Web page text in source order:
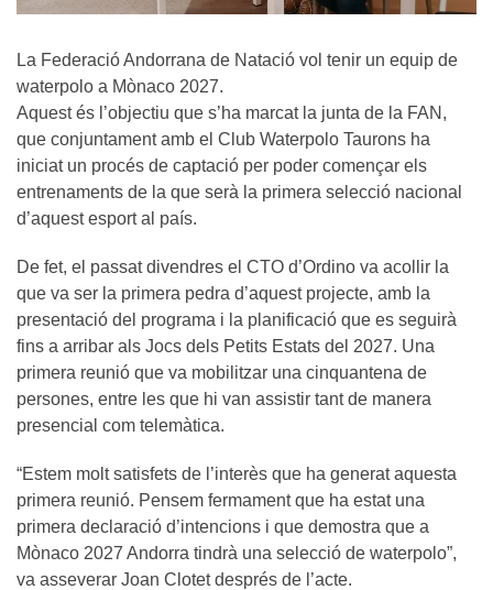
La Federació Andorrana de Natació vol tenir un equip de
waterpolo a Mònaco 2027.
Aquest és l’objectiu que s’ha marcat la junta de la FAN,
que conjuntament amb el Club Waterpolo Taurons ha
iniciat un procés de captació per poder començar els
entrenaments de la que serà la primera selecció nacional
d’aquest esport al país.
De fet, el passat divendres el CTO d’Ordino va acollir la
que va ser la primera pedra d’aquest projecte, amb la
presentació del programa i la planificació que es seguirà
fins a arribar als Jocs dels Petits Estats del 2027. Una
primera reunió que va mobilitzar una cinquantena de
persones, entre les que hi van assistir tant de manera
presencial com telemàtica.
“Estem molt satisfets de l’interès que ha generat aquesta
primera reunió. Pensem fermament que ha estat una
primera declaració d’intencions i que demostra que a
Mònaco 2027 Andorra tindrà una selecció de waterpolo”,
va asseverar Joan Clotet després de l’acte.